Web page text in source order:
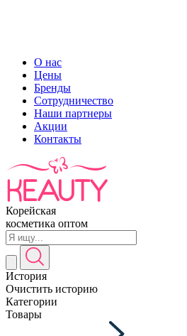
О нас
Цены
Бренды
Сотрудничество
Наши партнеры
Акции
Контакты
Корейская
косметика оптом
История
Очистить историю
Категории
Товары